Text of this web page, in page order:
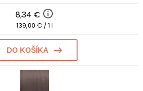
8,34 €
139,00 € / 1 l
DO KOŠÍKA